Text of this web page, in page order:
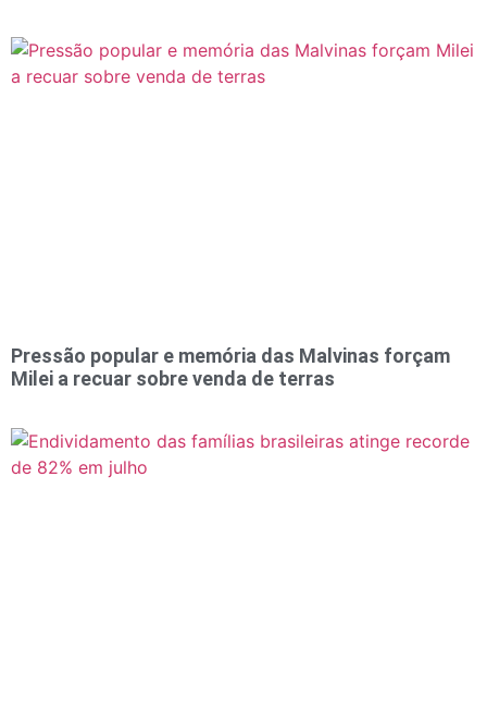
Pressão popular e memória das Malvinas forçam
Milei a recuar sobre venda de terras